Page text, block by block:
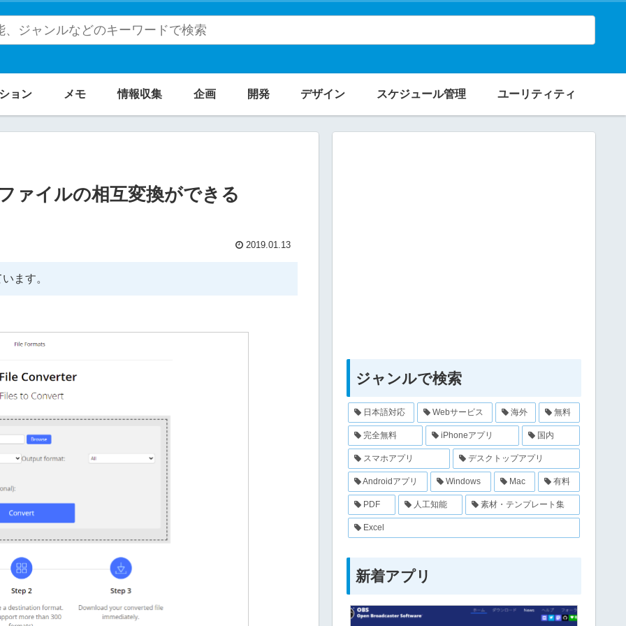
ョン メモ 情報収集 企画 開発 デザイン スケジュール管理 ユーリティティ
ァイルの相互変換ができる
2019.01.13
ます。
ジャンルで検索
日本語対応 Webサービス 海外 無料
完全無料 iPhoneアプリ 国内
スマホアプリ デスクトップアプリ
Androidアプリ Windows Mac 有料
PDF 人工知能 素材・テンプレート集
Excel
新着アプリ